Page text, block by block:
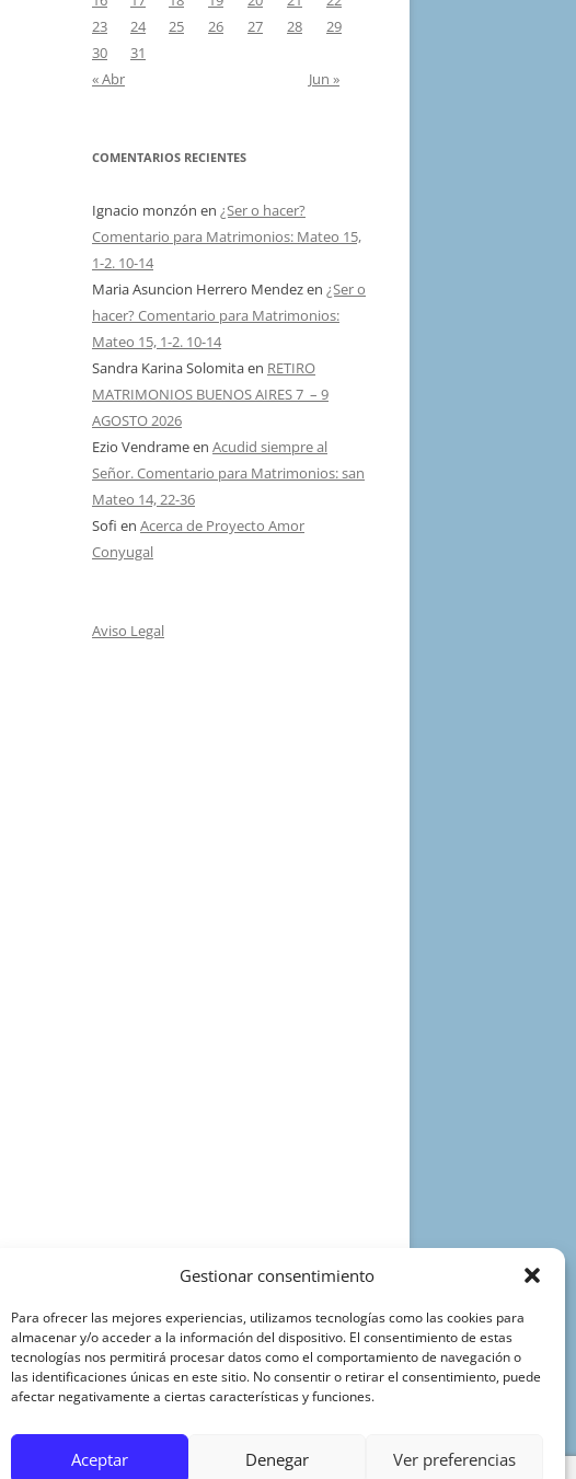
Gestionar consentimiento
Para ofrecer las mejores experiencias, utilizamos tecnologías como las cookies para
almacenar y/o acceder a la información del dispositivo. El consentimiento de estas
tecnologías nos permitirá procesar datos como el comportamiento de navegación o
las identificaciones únicas en este sitio. No consentir o retirar el consentimiento, puede
afectar negativamente a ciertas características y funciones.
Aceptar Denegar Ver preferencias
23
24 25 26 27 28
29
30
31
« Abr
Jun »
COMENTARIOS RECIENTES
Ignacio monzón en ¿Ser o hacer?
Comentario para Matrimonios: Mateo 15,
1-2. 10-14
Maria Asuncion Herrero Mendezen ¿Ser o
hacer? Comentario para Matrimonios:
Mateo 15, 1-2. 10-14
Sandra Karina Solomitaen RETIRO
MATRIMONIOS BUENOS AIRES 7 – 9
AGOSTO 2026
Ezio Vendrameen Acudid siempre al
Señor. Comentario para Matrimonios: san
Mateo 14, 22-36
Sofi en Acerca de Proyecto Amor
Conyugal
Aviso Legal